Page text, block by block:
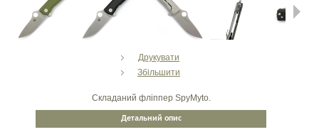
Друкувати
Збільшити
Складаний фліппер SpyMyto.
Детальний опис